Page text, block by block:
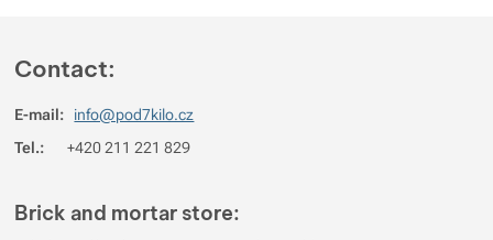
Reviews with ratings
25%
Reviews with ratings
0%
Contact:
E-mail:
info@pod7kilo.cz
Tel.: +420 211 221 829
Brick and mortar store: